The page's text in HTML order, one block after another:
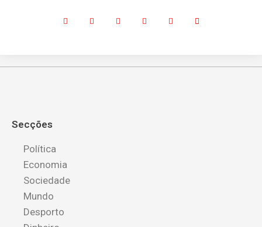
Secções
Política
Economia
Sociedade
Mundo
Desporto